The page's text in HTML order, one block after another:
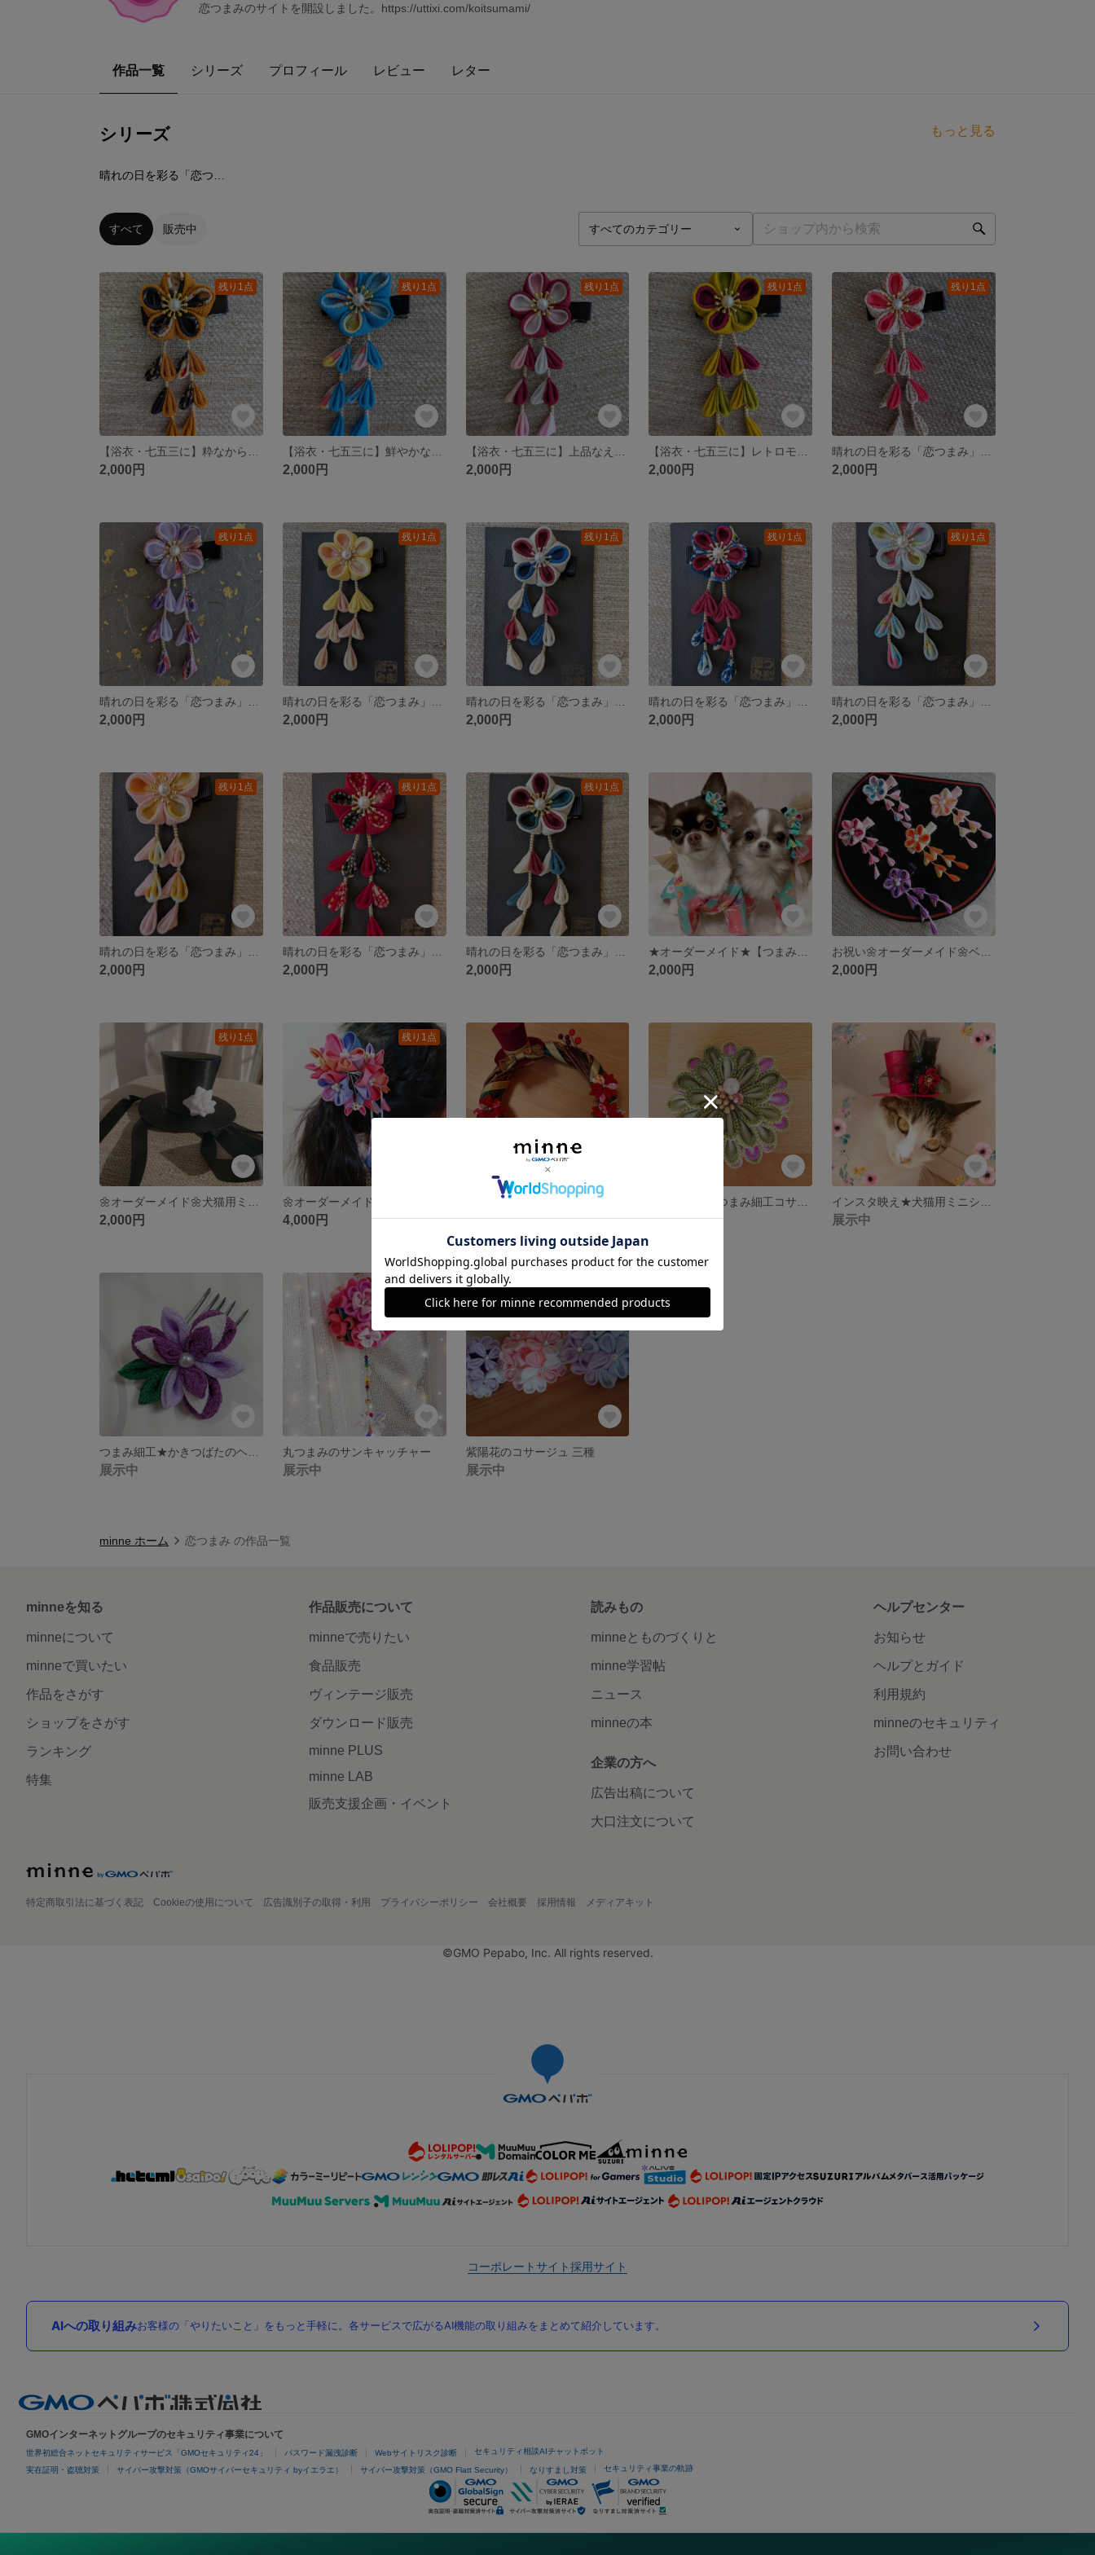
恋つまみのサイトを開設しました。https://uttixi.com/koitsumami/
作品一覧 シリーズ プロフィール レビュー レター
シリーズ もっと見る
すべて 販売中
残り1点
2,000円
残り1点
2,000円
残り1点
2,000円
残り1点
2,000円
残り1点
2,000円
残り1点
2,000円
残り1点
2,000円
残り1点
2,000円
残り1点
2,000円
残り1点
2,000円
残り1点
2,000円
残り1点
2,000円
残り1点
2,000円 2,000円 2,000円
残り1点
2,000円
残り1点
4,000円 展示中 展示中 展示中
展示中
丸つまみのサンキャッチャー
展示中
紫陽花のコサージュ 三種
展示中
minne ホーム 恋つまみ の作品一覧
minneを知る
minneについて
minneで買いたい
作品をさがす
ショップをさがす
ランキング
特集
作品販売について
minneで売りたい
食品販売
ヴィンテージ販売
ダウンロード販売
minne PLUS
minne LAB
販売支援企画・イベント
読みもの
minneとものづくりと
minne学習帖
ニュース
minneの本
企業の方へ
広告出稿について
大口注文について
ヘルプセンター
お知らせ
ヘルプとガイド
利用規約
minneのセキュリティ
お問い合わせ
特定商取引法に基づく表記 Cookieの使用について 広告識別子の取得・利用 プライバシーポリシー 会社概要 採用情報 メディアキット
©GMO Pepabo, Inc. All rights reserved.
コーポレートサイト採用サイト
AIへの取り組みお客様の「やりたいこと」をもっと手軽に。各サービスで広がるAI機能の取り組みをまとめて紹介しています。
GMOインターネットグループのセキュリティ事業について
世界初総合ネットセキュリティサービス「GMOセキュリティ24」 パスワード漏洩診断 Webサイトリスク診断 セキュリティ相談AIチャットボット
実在証明・盗聴対策 サイバー攻撃対策（GMOサイバーセキュリティ byイエラエ） サイバー攻撃対策（GMO Flatt Security） なりすまし対策 セキュリティ事業の軌跡